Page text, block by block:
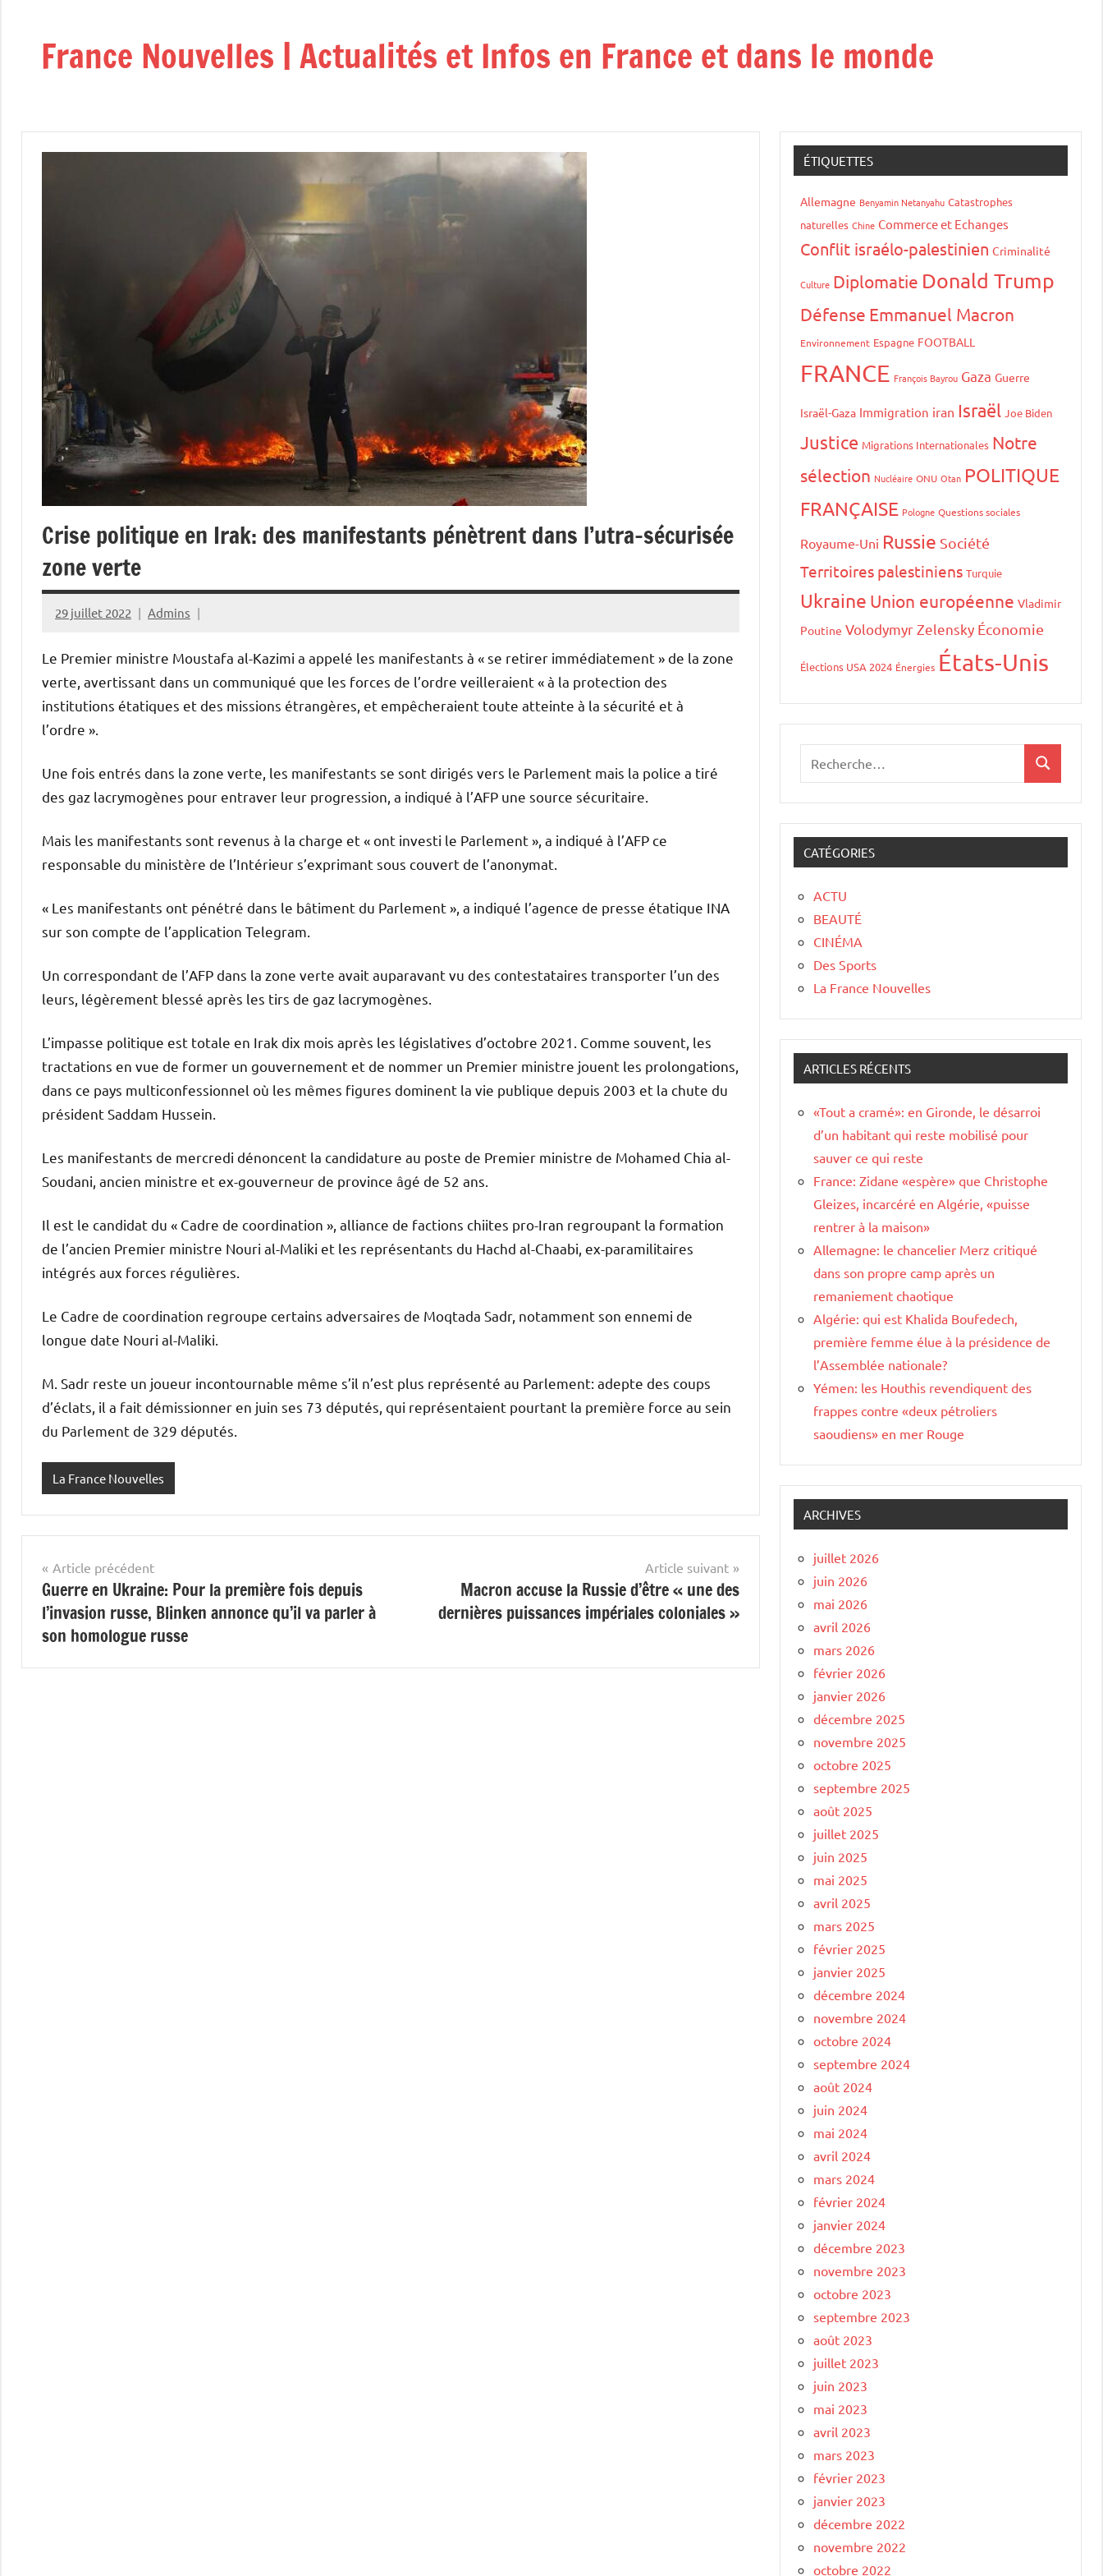
contenuFrance Nouvelles | Actualités et Infos en France et dans le monde
Crise politique en Irak: des manifestants pénètrent dans l’utra-sécurisée
zone verte
29 juillet 2022 Admins
Le Premier ministre Moustafa al-Kazimi a appelé les manifestants à « se retirer immédiatement » de la zone
verte, avertissant dans un communiqué que les forces de l’ordre veilleraient « à la protection des
institutions étatiques et des missions étrangères, et empêcheraient toute atteinte à la sécurité et à
l’ordre ».
Une fois entrés dans la zone verte, les manifestants se sont dirigés vers le Parlement mais la police a tiré
des gaz lacrymogènes pour entraver leur progression, a indiqué à l’AFP une source sécuritaire.
Mais les manifestants sont revenus à la charge et « ont investi le Parlement », a indiqué à l’AFP ce
responsable du ministère de l’Intérieur s’exprimant sous couvert de l’anonymat.
« Les manifestants ont pénétré dans le bâtiment du Parlement », a indiqué l’agence de presse étatique INA
sur son compte de l’application Telegram.
Un correspondant de l’AFP dans la zone verte avait auparavant vu des contestataires transporter l’un des
leurs, légèrement blessé après les tirs de gaz lacrymogènes.
L’impasse politique est totale en Irak dix mois après les législatives d’octobre 2021. Comme souvent, les
tractations en vue de former un gouvernement et de nommer un Premier ministre jouent les prolongations,
dans ce pays multiconfessionnel où les mêmes figures dominent la vie publique depuis 2003 et la chute du
président Saddam Hussein.
Les manifestants de mercredi dénoncent la candidature au poste de Premier ministre de Mohamed Chia al-
Soudani, ancien ministre et ex-gouverneur de province âgé de 52 ans.
Il est le candidat du « Cadre de coordination », alliance de factions chiites pro-Iran regroupant la formation
de l’ancien Premier ministre Nouri al-Maliki et les représentants du Hachd al-Chaabi, ex-paramilitaires
intégrés aux forces régulières.
Le Cadre de coordination regroupe certains adversaires de Moqtada Sadr, notamment son ennemi de
longue date Nouri al-Maliki.
M. Sadr reste un joueur incontournable même s’il n’est plus représenté au Parlement: adepte des coups
d’éclats, il a fait démissionner en juin ses 73 députés, qui représentaient pourtant la première force au sein
du Parlement de 329 députés.
La France Nouvelles
Navigation
de
l’article
Article précédent
Guerre en Ukraine: Pour la première fois depuis
l’invasion russe, Blinken annonce qu’il va parler à
son homologue russe
Article suivant
Macron accuse la Russie d’être « une des
dernières puissances impériales coloniales »
ÉTIQUETTES
Allemagne Benyamin Netanyahu Catastrophes
naturelles Chine Commerce et Echanges
Conflit israélo-palestinien Criminalité
Culture Diplomatie Donald Trump
Défense Emmanuel Macron
Environnement Espagne FOOTBALL
FRANCE François Bayrou Gaza Guerre
Israël-Gaza Immigration iran Israël Joe Biden
Justice Migrations Internationales Notre
sélection Nucléaire ONU Otan POLITIQUE
FRANÇAISE Pologne Questions sociales
Royaume-Uni Russie Société
Territoires palestiniens Turquie
Ukraine Union européenne Vladimir
Poutine Volodymyr Zelensky Économie
Élections USA 2024 Énergies États-Unis
CATÉGORIES
ACTU
BEAUTÉ
CINÉMA
Des Sports
La France Nouvelles
ARTICLES RÉCENTS
«Tout a cramé»: en Gironde, le désarroi
d’un habitant qui reste mobilisé pour
sauver ce qui reste
France: Zidane «espère» que Christophe
Gleizes, incarcéré en Algérie, «puisse
rentrer à la maison»
Allemagne: le chancelier Merz critiqué
dans son propre camp après un
remaniement chaotique
Algérie: qui est Khalida Boufedech,
première femme élue à la présidence de
l’Assemblée nationale?
Yémen: les Houthis revendiquent des
frappes contre «deux pétroliers
saoudiens» en mer Rouge
ARCHIVES
juillet 2026
juin 2026
mai 2026
avril 2026
mars 2026
février 2026
janvier 2026
décembre 2025
novembre 2025
octobre 2025
septembre 2025
août 2025
juillet 2025
juin 2025
mai 2025
avril 2025
mars 2025
février 2025
janvier 2025
décembre 2024
novembre 2024
octobre 2024
septembre 2024
août 2024
juin 2024
mai 2024
avril 2024
mars 2024
février 2024
janvier 2024
décembre 2023
novembre 2023
octobre 2023
septembre 2023
août 2023
juillet 2023
juin 2023
mai 2023
avril 2023
mars 2023
février 2023
janvier 2023
décembre 2022
novembre 2022
octobre 2022